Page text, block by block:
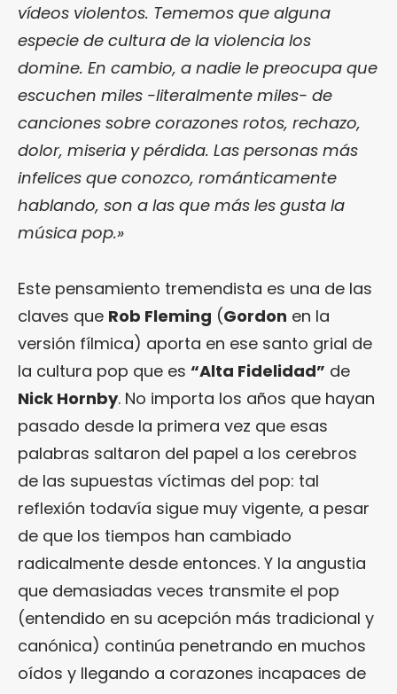
vídeos violentos. Tememos que alguna
especie de cultura de la violencia los
domine. En cambio, a nadie le preocupa que
escuchen miles -literalmente miles- de
canciones sobre corazones rotos, rechazo,
dolor, miseria y pérdida. Las personas más
infelices que conozco, románticamente
hablando, son a las que más les gusta la
música pop.»
Este pensamiento tremendista es una de las
claves que Rob Fleming (Gordon en la
versión fílmica) aporta en ese santo grial de
la cultura pop que es “Alta Fidelidad” de
Nick Hornby. No importa los años que hayan
pasado desde la primera vez que esas
palabras saltaron del papel a los cerebros
de las supuestas víctimas del pop: tal
reflexión todavía sigue muy vigente, a pesar
de que los tiempos han cambiado
radicalmente desde entonces. Y la angustia
que demasiadas veces transmite el pop
(entendido en su acepción más tradicional y
canónica) continúa penetrando en muchos
oídos y llegando a corazones incapaces de